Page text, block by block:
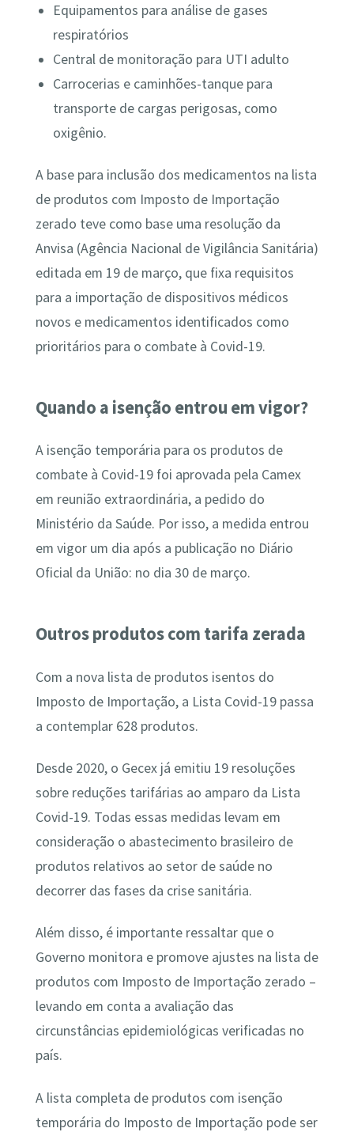
Equipamentos para análise de gases
respiratórios
Central de monitoração para UTI adulto
Carrocerias e caminhões-tanque para
transporte de cargas perigosas, como
oxigênio.
A base para inclusão dos medicamentos na lista
de produtos com Imposto de Importação
zerado teve como base uma resolução da
Anvisa (Agência Nacional de Vigilância Sanitária)
editada em 19 de março, que fixa requisitos
para a importação de dispositivos médicos
novos e medicamentos identificados como
prioritários para o combate à Covid-19.
Quando a isenção entrou em vigor?
A isenção temporária para os produtos de
combate à Covid-19 foi aprovada pela Camex
em reunião extraordinária, a pedido do
Ministério da Saúde. Por isso, a medida entrou
em vigor um dia após a publicação no Diário
Oficial da União: no dia 30 de março.
Outros produtos com tarifa zerada
Com a nova lista de produtos isentos do
Imposto de Importação, a Lista Covid-19 passa
a contemplar 628 produtos.
Desde 2020, o Gecex já emitiu 19 resoluções
sobre reduções tarifárias ao amparo da Lista
Covid-19. Todas essas medidas levam em
consideração o abastecimento brasileiro de
produtos relativos ao setor de saúde no
decorrer das fases da crise sanitária.
Além disso, é importante ressaltar que o
Governo monitora e promove ajustes na lista de
produtos com Imposto de Importação zerado –
levando em conta a avaliação das
circunstâncias epidemiológicas verificadas no
país.
A lista completa de produtos com isenção
temporária do Imposto de Importação pode ser